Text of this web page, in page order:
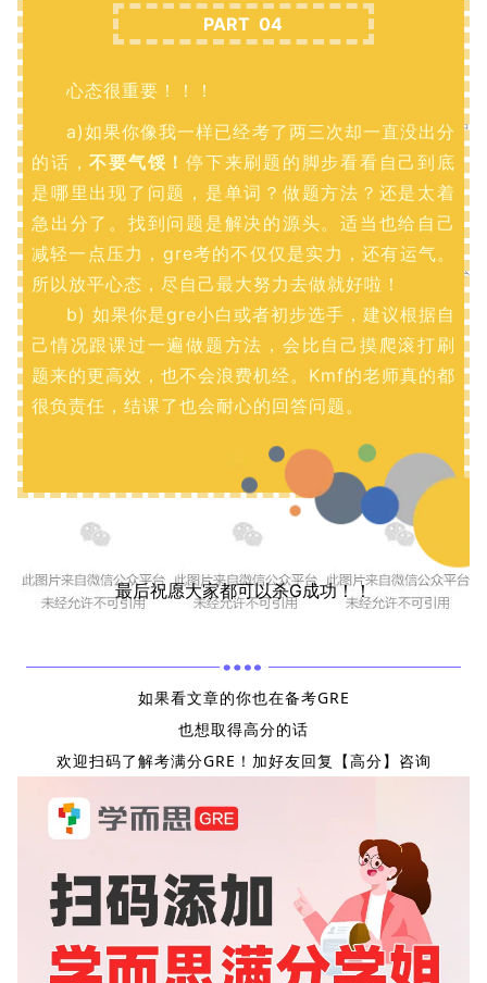
PART 04
心态很重要！！！
a)如果你像我一样已经考了两三次却一直没出分
的话，不要气馁！停下来刷题的脚步看看自己到底
是哪里出现了问题，是单词？做题方法？还是太着
急出分了。找到问题是解决的源头。适当也给自己
减轻一点压力，gre考的不仅仅是实力，还有运气。
所以放平心态，尽自己最大努力去做就好啦！
b) 如果你是gre小白或者初步选手，建议根据自
己情况跟课过一遍做题方法，会比自己摸爬滚打刷
题来的更高效，也不会浪费机经。Kmf的老师真的都
很负责任，结课了也会耐心的回答问题。
最后祝愿大家都可以杀G成功！！
如果看文章的你也在备考GRE
也想取得高分的话
欢迎扫码了解考满分GRE！加好友回复【高分】咨询